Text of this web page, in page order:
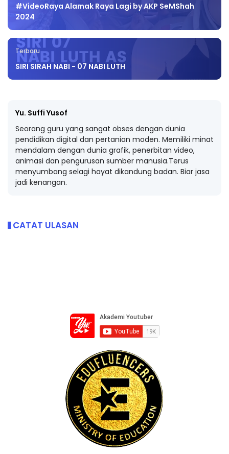
#VideoRaya Alamak Raya Lagi by AKP SeMShah
2024
Terbaru
SIRI SIRAH NABI - 07 NABI LUTH
Yu. Suffi Yusof
Seorang guru yang sangat obses dengan dunia
pendidikan digital dan pertanian moden. Memiliki minat
mendalam dengan dunia grafik, penerbitan video,
animasi dan pengurusan sumber manusia.Terus
menyumbang selagi hayat dikandung badan. Biar jasa
jadi kenangan.
CATAT ULASAN